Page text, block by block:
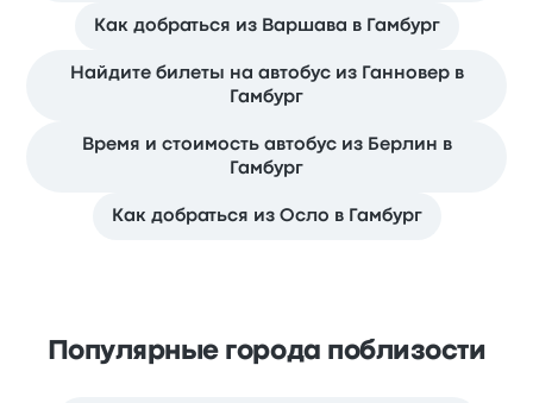
Как добраться из Варшава в Гамбург
Найдите билеты на автобус из Ганновер в
Гамбург
Время и стоимость автобус из Берлин в
Гамбург
Как добраться из Осло в Гамбург
Популярные города поблизости